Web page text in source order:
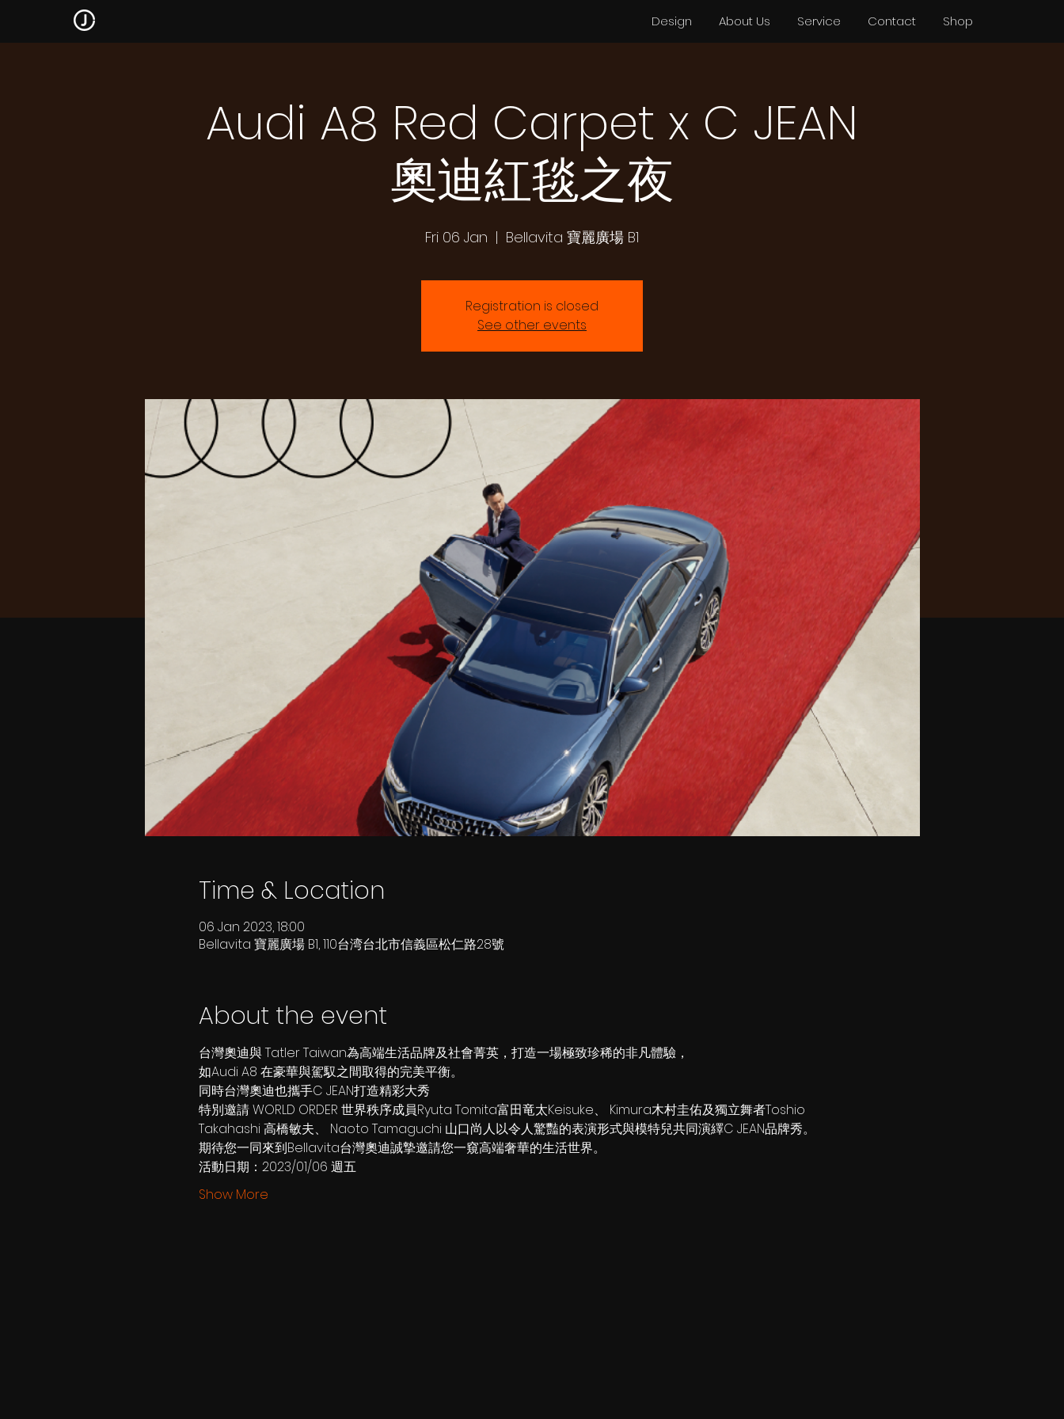
Design About Us Service Contact Shop
Audi A8 Red Carpet x C JEAN
奧迪紅毯之夜
Fri 06 Jan
  |
Bellavita 寶麗廣場 B1
Registration is closed
See other events
Time & Location
06 Jan 2023, 18:00
Bellavita 寶麗廣場 B1, 110台湾台北市信義區松仁路28號
About the event
台灣奧迪與 Tatler Taiwan為高端生活品牌及社會菁英，打造一場極致珍稀的非凡體驗，
如Audi A8 在豪華與駕馭之間取得的完美平衡。
同時台灣奧迪也攜手C JEAN打造精彩大秀
特別邀請 WORLD ORDER 世界秩序成員Ryuta Tomita富田竜太Keisuke、 Kimura木村圭佑及獨立舞者Toshio
Takahashi 高橋敏夫、 Naoto Tamaguchi 山口尚人以令人驚豔的表演形式與模特兒共同演繹C JEAN品牌秀。
期待您一同來到Bellavita台灣奧迪誠摯邀請您一窺高端奢華的生活世界。
活動日期：2023/01/06 週五
Show More